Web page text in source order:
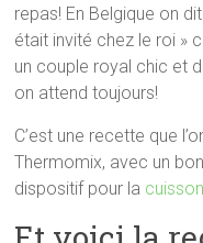
repas! En Belgique on
était invité chez le roi »
un couple royal chic et
on attend toujours!
C’est une recette que
Thermomix, avec un bon
dispositif pour la